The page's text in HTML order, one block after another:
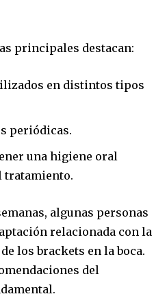
principales destacan:
en distintos tipos
periódicas.
una higiene oral
tratamiento.
algunas personas
relacionada con la
los brackets en la boca.
del